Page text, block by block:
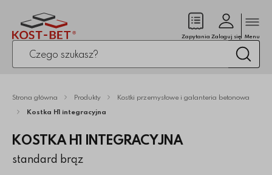
Po kliknięciu przycisku fraza zostanie wyszukana
Zapytania
(pusty)Zaloguj się Menu
Strona główna Produkty
Kostki przemysłowe i galanteria betonowa
Kostka H1 integracyjna
KOSTKA H1 INTEGRACYJNA
standard brąz